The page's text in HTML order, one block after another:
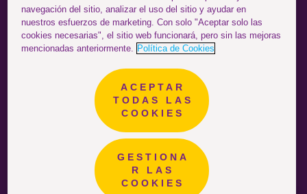
Instagram
YouTube
ESTÁS EN EL SITIO DE: Colombia
navegación del sitio, analizar el uso del sitio y ayudar en
nuestros esfuerzos de marketing. Con solo "Aceptar solo las
cookies necesarias", el sitio web funcionará, pero sin las mejoras
mencionadas anteriormente.
Política de Cookies
ACEPTAR
TODAS LAS
COOKIES
GESTIONA
R LAS
COOKIES